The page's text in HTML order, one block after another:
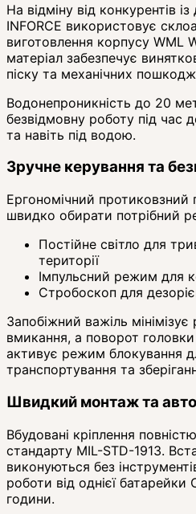
На відміну від конкурентів
INFORCE використовує
виготовлення корпусу WML
матеріал забезпечує
піску та механічних
Водонепроникність до 20
безвідмовну роботу під час
та навіть під водою.
Зручне керування та
Ергономічний протиковзний
швидко обирати потрібний
Постійне світло для
території
Імпульсний режим для
Стробоскоп для
Запобіжний важіль
вмикання, а поворот
активує режим блокування
транспортування та
Швидкий монтаж та
Вбудовані кріплення
стандарту MIL-STD-1913.
виконуються без
роботи від однієї батарейки
години.